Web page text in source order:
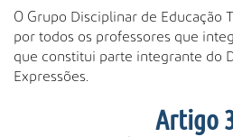
O Grupo Disciplinar de Educação
por todos os professores que
que constitui parte integrante do
Expressões.
Artigo